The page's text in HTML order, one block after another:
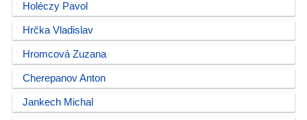
Holéczy Pavol
Hrčka Vladislav
Hromcová Zuzana
Cherepanov Anton
Jankech Michal